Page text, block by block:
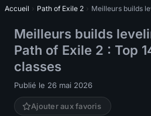
Accueil › Path of Exile 2 ›
Meilleurs builds
Path of Exile 2 : Top
classes
Publié le 26 mai 2026
Ajouter aux favoris